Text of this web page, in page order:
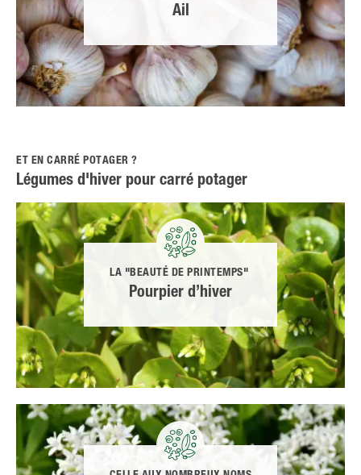
Ail
ET EN CARRÉ POTAGER ?
Légumes d'hiver pour carré potager
LA "BEAUTÉ DE PRINTEMPS"
Pourpier d’hiver